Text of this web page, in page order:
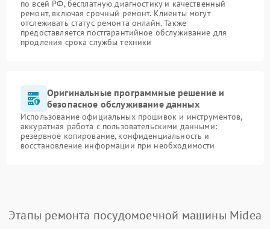
по всей РФ, бесплатную диагностику и качественный
ремонт, включая срочный ремонт. Клиенты могут
отслеживать статус ремонта онлайн. Также
предоставляется постгарантийное обслуживание для
продления срока службы техники
Оригинальные программные решение и
безопасное обслуживание данных
Использование официальных прошивок и инструментов,
аккуратная работа с пользовательскими данными:
резервное копирование, конфиденциальность и
восстановление информации при необходимости
Этапы ремонта посудомоечной машины Midea